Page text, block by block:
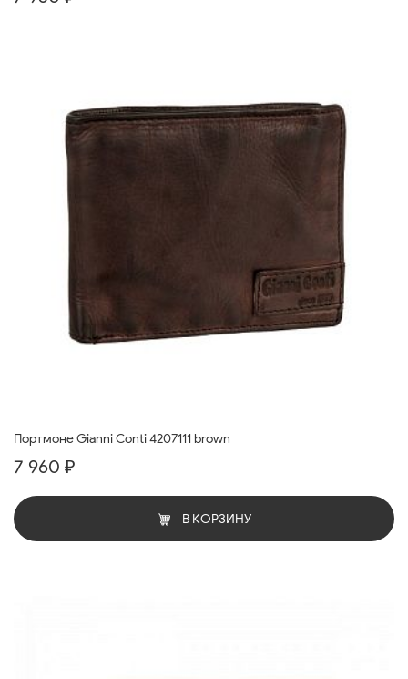
Портмоне Gianni Conti 4207111 brown
7 960 ₽
В КОРЗИНУ